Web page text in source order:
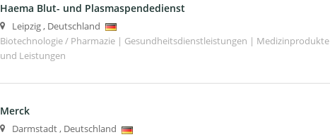
Haema Blut- und Plasmaspendedienst
Leipzig, Deutschland
Biotechnologie / Pharmazie | Gesundheitsdienstleistungen | Medizinprodukte
und Leistungen
Merck
Darmstadt, Deutschland